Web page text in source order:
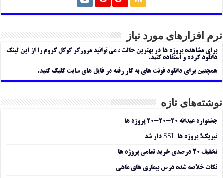
نرم افزارهای مورد نیاز
برای مشاهده پروژه ها در بهترین حالت ، می توانید مرورگر گوگل کروم را از این لینک
دانلود کرده و استفاده کنید.
همچنین برای دانلود فونت های به کار رفته در فایل های سایت کلیک کنید.
نوشته‌های تازه
جشنواره عیدانه ۲۰-۲۰-۲۰ پروژه ها
تبریک! پروژه ها SSL دار شد…
تخفیف ۲۰ درصدی خرید تمامی پروژه ها
نکات خلاصه شده درس بیماری های ماهی